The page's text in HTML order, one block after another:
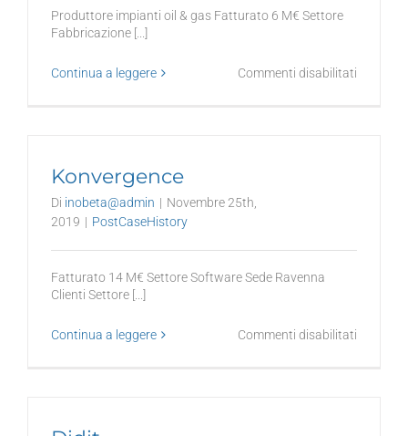
Produttore impianti oil & gas Fatturato 6 M€ Settore
Fabbricazione [...]
Continua a leggere Commenti disabilitati
Konvergence
Di inobeta@admin | Novembre 25th,
2019 | PostCaseHistory
Fatturato 14 M€ Settore Software Sede Ravenna
Clienti Settore [...]
Continua a leggere Commenti disabilitati